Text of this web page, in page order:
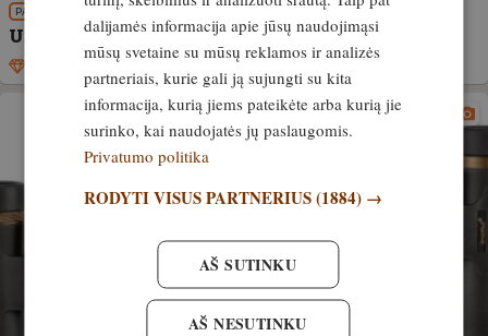
PATIRTIS
Užrasojo optika. Ką daryti?
21. kovas, 2023
dalijamės informacija apie jūsų naudojimąsi
mūsų svetaine su mūsų reklamos ir analizės
partneriais, kurie gali ją sujungti su kita
informacija, kurią jiems pateikėte arba kurią jie
surinko, kai naudojatės jų paslaugomis.
Privatumo politika
RODYTI VISUS PARTNERIUS(1884) →
AŠ SUTINKU
AŠ NESUTINKU